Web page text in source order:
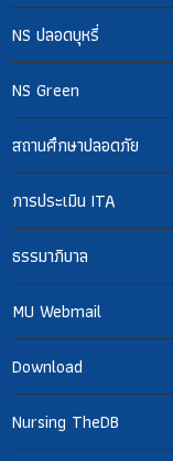
NS ปลอดบุหรี่
NS Green
สถานศึกษาปลอดภัย
การประเมิน ITA
ธรรมาภิบาล
MU Webmail
Download
Nursing TheDB